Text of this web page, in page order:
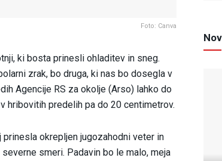
Foto: Canva
ki bosta prinesli ohladitev in sneg.
zrak, bo druga, ki nas bo dosegla v
Agencije RS za okolje (Arso) lahko do
hribovitih predelih pa do 20 centimetrov.
okrepljen jugozahodni veter in
smeri. Padavin bo le malo, meja